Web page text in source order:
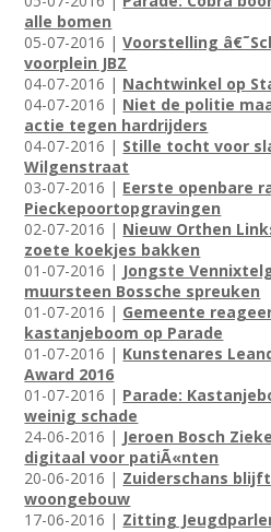
alle bomen
05-07-2016 |Voorstelling
voorplein JBZ
04-07-2016 | Nachtwinkel op
04-07-2016 | Niet de politie
actie tegen hardrijders
04-07-2016 | Stille tocht voor
Wilgenstraat
03-07-2016 | Eerste openbare
Pieckepoortopgravingen
02-07-2016 | Nieuw Orthen
zoete koekjes bakken
01-07-2016 | Jongste
muursteen Bossche spreuken
01-07-2016 | Gemeente
kastanjeboom op Parade
01-07-2016 | Kunstenares
Award 2016
01-07-2016 | Parade:
weinig schade
24-06-2016 | Jeroen Bosch
digitaal voor patiÃ«nten
20-06-2016 | Zuiderschans
woongebouw
17-06-2016 | Zitting